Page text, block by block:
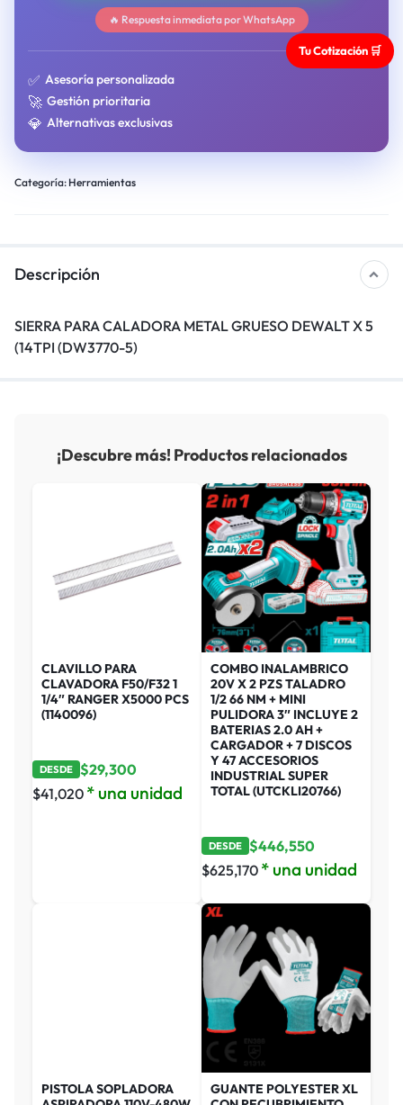
🔥 Respuesta inmediata por WhatsApp
✅ Asesoría personalizada
🚀 Gestión prioritaria
💎 Alternativas exclusivas
Categoría: Herramientas
Descripción
SIERRA PARA CALADORA METAL GRUESO DEWALT X 5
(14TPI (DW3770-5)
¡Descubre más! Productos relacionados
CLAVILLO PARA
CLAVADORA F50/F32 1
1/4″ RANGER X5000 PCS
(1140096)
DESDE $29,300
$41,020 * una unidad
COMBO INALAMBRICO
20V X 2 PZS TALADRO
1/2 66 NM + MINI
PULIDORA 3″ INCLUYE 2
BATERIAS 2.0 AH +
CARGADOR + 7 DISCOS
Y 47 ACCESORIOS
INDUSTRIAL SUPER
TOTAL (UTCKLI20766)
DESDE $446,550
$625,170 * una unidad
PISTOLA SOPLADORA
GUANTE POLYESTER XL
Tu Cotización 🛒